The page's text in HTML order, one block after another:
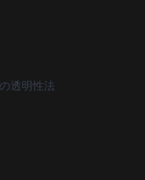
透明性法